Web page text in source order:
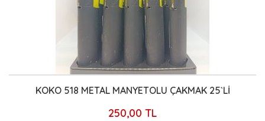
KOKO 518 METAL MANYETOLU ÇAKMAK 25`Lİ
250,00 TL